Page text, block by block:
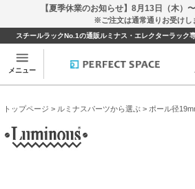
【夏季休業のお知らせ】8月13日（木）
※ご注文は通常通りお受けし
スチールラックNo.1の通販ルミナス・エレクターラック
メニュー
トップページ > ルミナスパーツから選ぶ > ポール径